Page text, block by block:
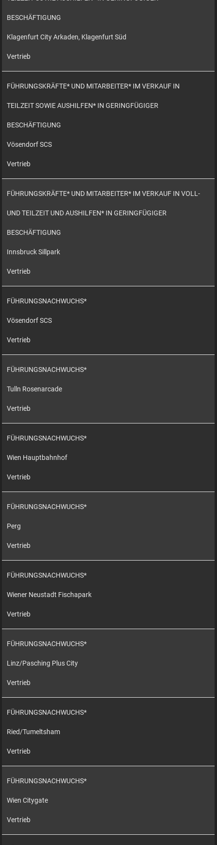
BESCHÄFTIGUNG
Klagenfurt City Arkaden, Klagenfurt Süd
Vertrieb
FÜHRUNGSKRÄFTE* UND MITARBEITER* IM VERKAUF IN
TEILZEIT SOWIE AUSHILFEN* IN GERINGFÜGIGER
BESCHÄFTIGUNG
Vösendorf SCS
Vertrieb
FÜHRUNGSKRÄFTE* UND MITARBEITER* IM VERKAUF IN VOLL-
UND TEILZEIT UND AUSHILFEN* IN GERINGFÜGIGER
BESCHÄFTIGUNG
Innsbruck Sillpark
Vertrieb
FÜHRUNGSNACHWUCHS*
Vösendorf SCS
Vertrieb
FÜHRUNGSNACHWUCHS*
Tulln Rosenarcade
Vertrieb
FÜHRUNGSNACHWUCHS*
Wien Hauptbahnhof
Vertrieb
FÜHRUNGSNACHWUCHS*
Perg
Vertrieb
FÜHRUNGSNACHWUCHS*
Wiener Neustadt Fischapark
Vertrieb
FÜHRUNGSNACHWUCHS*
Linz/Pasching Plus City
Vertrieb
FÜHRUNGSNACHWUCHS*
Ried/Tumeltsham
Vertrieb
FÜHRUNGSNACHWUCHS*
Wien Citygate
Vertrieb